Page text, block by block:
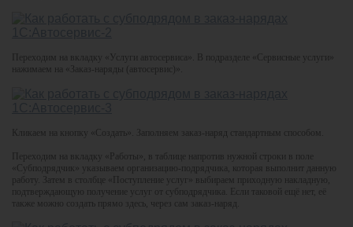
Переходим на вкладку «Услуги автосервиса». В подразделе «Сервисные услуги»
нажимаем на «Заказ-наряды (автосервис)».
Кликаем на кнопку «Создать». Заполняем заказ-наряд стандартным способом.
Переходим на вкладку «Работы», в таблице напротив нужной строки в поле
«Субподрядчик» указываем организацию-подрядчика, которая выполнит данную
работу. Затем в столбце «Поступление услуг» выбираем приходную накладную,
подтверждающую получение услуг от субподрядчика. Если таковой ещё нет, её
также можно создать прямо здесь, через сам заказ-наряд.